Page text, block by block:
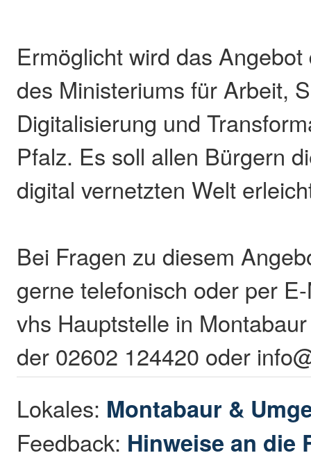
Ermöglicht wird das
des Ministeriums für Arbeit,
Digitalisierung und
Pfalz. Es soll allen Bürgern
digital vernetzten Welt
Bei Fragen zu diesem
gerne telefonisch oder per
vhs Hauptstelle in
der 02602 124420 oder
Lokales: Montabaur &
Feedback: Hinweise an die